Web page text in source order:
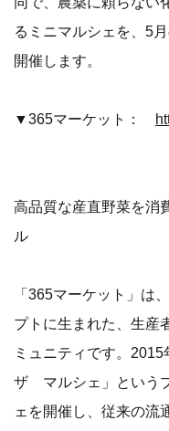
るミニマルシェを、5
開催します。
▼365マーケット：
高品質な産直野菜を消
ル
「365マーケット」は
プトに生まれた、生産
ミュニティです。
ザ マルシェ」という
ェを開催し、従来の流